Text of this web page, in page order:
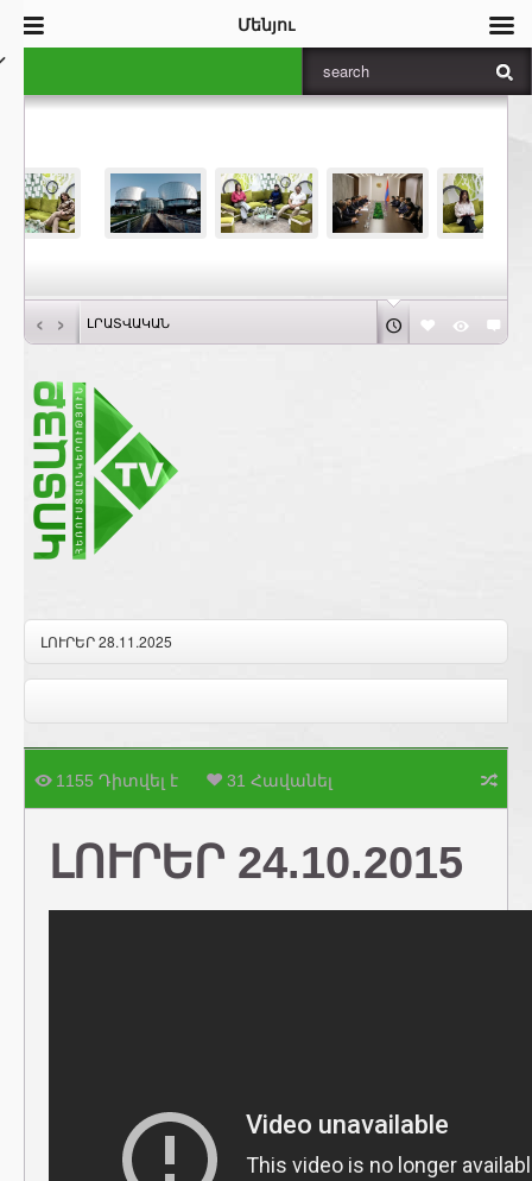
‹ › ԼՐԱՏՎԱԿԱՆ
ԼՈՒՐԵՐ 28.11.2025
1155 Դիտվել է 31 Հավանել
ԼՈՒՐԵՐ 24.10.2015
Մենյու